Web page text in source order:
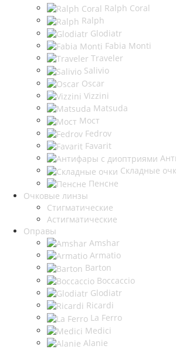
Ralph Coral
Ralph
Glodiatr
Fabia Monti
Traveler
Salivio
Oscar
Vizzini
Matsuda
Мост
Fedrov
Favarit
Складные
Пенсне
Очковые линзы
Стигматические
Астигматические
Оправы
Amshar
Armatio
Barton
Boccaccio
Glodiatr
Ricardi
La Ferro
Medici
Alanie